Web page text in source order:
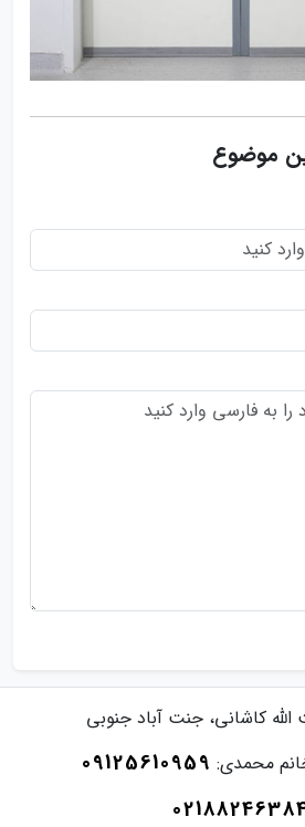
موضوع
الله کاشانی، جنت آباد جنوبی
محمدی: 09125610959